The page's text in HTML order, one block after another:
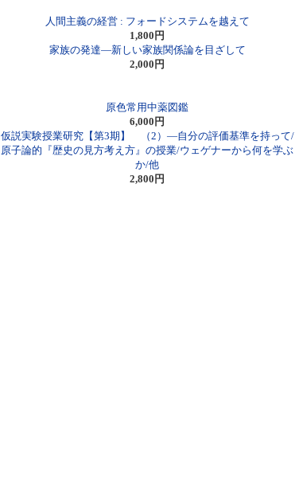
人間主義の経営 : フォードシステムを越えて
1,800円
家族の発達―新しい家族関係論を目ざして
2,000円
原色常用中薬図鑑
6,000円
仮説実験授業研究【第3期】 （2）―自分の評価基準を持って/
原子論的『歴史の見方考え方』の授業/ウェゲナーから何を学ぶ
か/他
2,800円